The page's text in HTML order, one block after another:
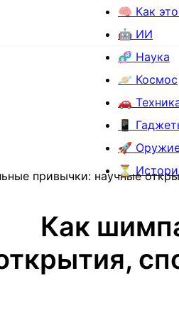
🧠 Как
🤖 ИИ
🧬 Наука
🪐 Космос
🚗
📱
🚀
⏳
привычки: научные
Как